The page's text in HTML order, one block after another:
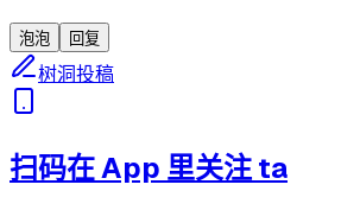
泡泡 回复
树洞投稿
扫码在 App 里关注 ta